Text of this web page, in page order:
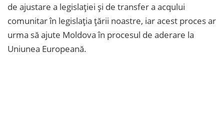
de ajustare a legislației și de transfer a acqului
comunitar în legislația țării noastre, iar acest proces ar
urma să ajute Moldova în procesul de aderare la
Uniunea Europeană.